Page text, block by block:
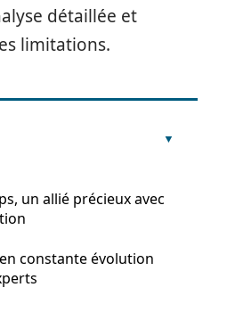
détaillée et
limitations.
un allié précieux avec
constante évolution